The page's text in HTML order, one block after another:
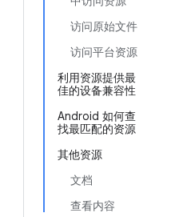
访问原始文件
访问平台资源
利用资源提供最
佳的设备兼容性
Android 如何查
找最匹配的资源
其他资源
文档
查看内容